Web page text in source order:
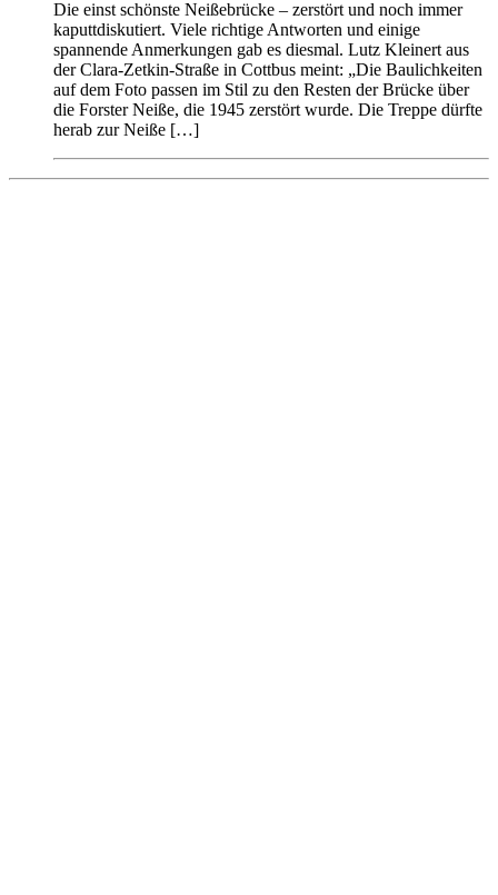
Die einst schönste Neißebrücke – zerstört und noch immer
kaputtdiskutiert. Viele richtige Antworten und einige
spannende Anmerkungen gab es diesmal. Lutz Kleinert aus
der Clara-Zetkin-Straße in Cottbus meint: „Die Baulichkeiten
auf dem Foto passen im Stil zu den Resten der Brücke über
die Forster Neiße, die 1945 zerstört wurde. Die Treppe dürfte
herab zur Neiße […]